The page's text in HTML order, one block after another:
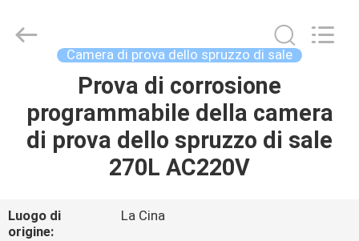
PRODOTTI
NOI
GROUP
LTD.
Camera di prova dello spruzzo di sale
Prova di corrosione
programmabile della camera
di prova dello spruzzo di sale
270L AC220V
Luogo di
origine:
La Cina